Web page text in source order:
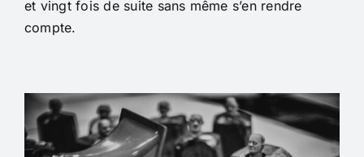
et vingt fois de suite sans même s’en rendre
compte.